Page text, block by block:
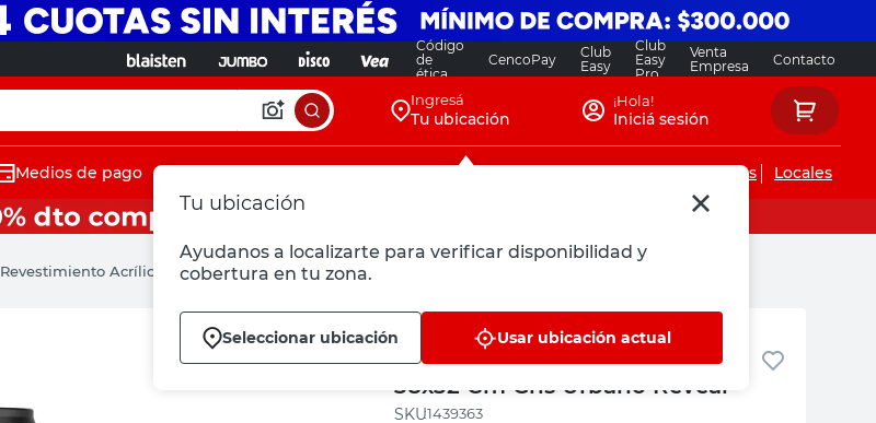
Código
de
ética
CencoPay
Club
Easy
Club
Easy
Pro
Venta
Empresa
Contacto
Ingresá
Tu ubicación
Tu ubicación
Ayudanos a localizarte para verificar disponibilidad y
cobertura en tu zona.
Seleccionar ubicación Usar ubicación actual
¡Hola!
Iniciá sesión
Medios de pago Servicios de instalaciones Locales
Revestimiento Acrílico Marble 38x32 Cm Gris Urbano Revear
Revear
Revestimiento Acrílico Marble
38x32 Cm Gris Urbano Revear
:1439363